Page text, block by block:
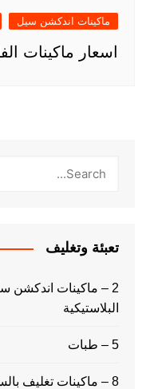
ماكينات اندكشن سيل
اسعار ماكينات
تعبئة وتغليف
2 – ماكينات اندكشن
البلاستيكية
5 – طبات
8 – ماكينات تغليف بالسلوفان الثري دي